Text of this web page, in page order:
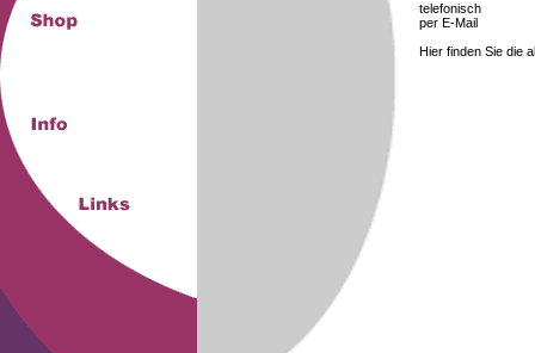
telefonisch
per E-Mail
Hier finden Sie die